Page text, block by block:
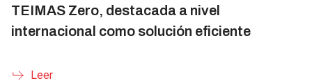
TEIMAS Zero, destacada a nivel
internacional como solución eficiente
Leer